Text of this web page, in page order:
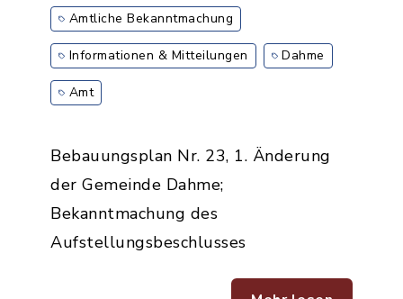
Amtliche Bekanntmachung
Informationen & Mitteilungen Dahme
Amt
Bebauungsplan Nr. 23, 1. Änderung
der Gemeinde Dahme;
Bekanntmachung des
Aufstellungsbeschlusses